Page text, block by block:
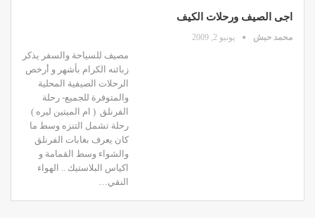
اجى الصيف ورحلات الكيف
محمد حبش يونيو 2, 2009
مصيف للسياحة والسفر يذكر
زبائنه الكرام بأشهر و أرخص
الرحلات الصيفية المحلية
والمتوفرة للجميع- رحلة
الفرنلق ( ام الميتين ليره )
رحلة تشمل التنزه وسط ما
كان يعرف بغابات الفرنلق
والشواء وسط القمامة و
اكياس البلاستيك .. الهواء
النقي…